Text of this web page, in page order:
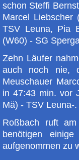
schon Steffi
Marcel Liebscher
TSV Leuna, Pia
(W60) - SG
Zehn Läufer
auch noch nie,
Meuschauer
in 47:43 min. vor
Mä) - TSV Leuna-.
Roßbach ruft
benötigen
aufgenommen zu